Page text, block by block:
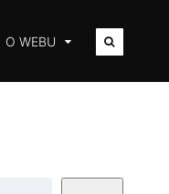
O WEBU